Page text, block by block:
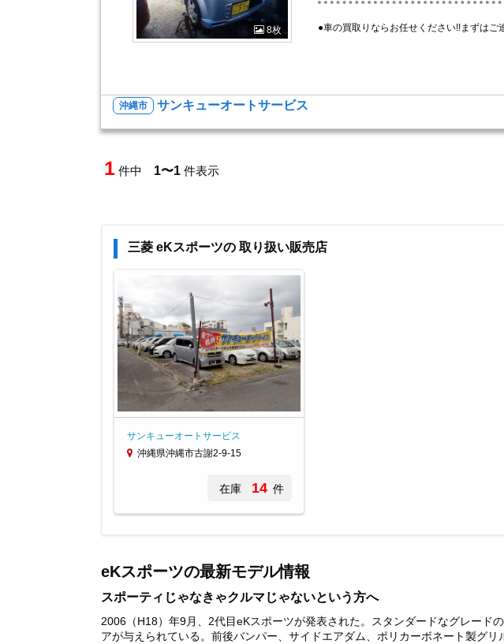
8枚 ●車の買取りならお任せください!!まずはご
沖縄市 サンキューオートサービス
1 件中 1〜1 件表示
三菱 eKスポーツの 取り扱い販売店
サンキューオートサービス
沖縄県沖縄市古謝2-9-15
在庫 14 件
1
eKスポーツの最新モデル情報
スポーティじゃなきゃクルマじゃないという方へ
2006（H18）年9月、2代目eKスポーツが発表された。スタンダードなグレード
アが与えられている。前後バンパー、サイドエアダム、ポリカーボネート製グ